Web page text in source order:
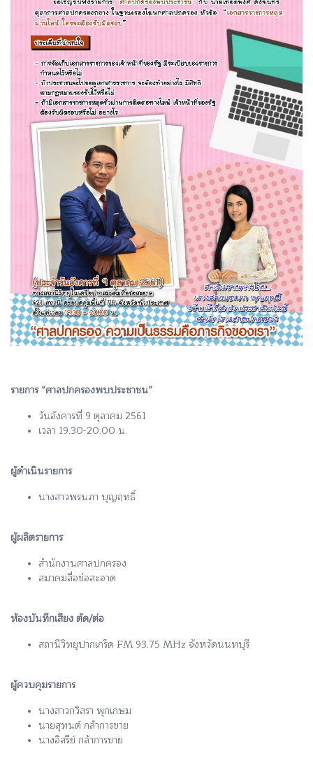
รายการ “ศาลปกครองพบประชาชน”
วันอังคารที่ 9 ตุลาคม 2561
เวลา 19.30-20.00 น.
ผู้ดำเนินรายการ
นางสาวพรนภา บุญฤทธิ์
ผู้ผลิตรายการ
สำนักงานศาลปกครอง
สมาคมสื่อช่อสะอาด
ห้องบันทึกเสียง ตัด/ต่อ
สถานีวิทยุปากเกร็ด FM 93.75 MHz จังหวัดนนทบุรี
ผู้ควบคุมรายการ
นางสาวกวิสรา พุกเกษม
นายสุทนต์ กล้าการขาย
นางอิสรีย์ กล้าการขาย